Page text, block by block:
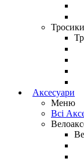
Аксесуари
Меню
Всі